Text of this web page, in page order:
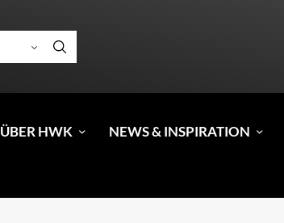
ÜBER HWK
NEWS & INSPIRATION